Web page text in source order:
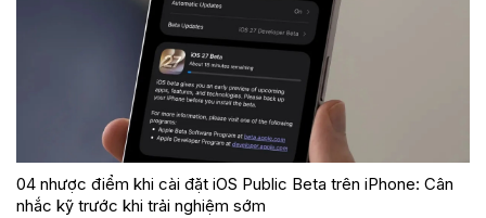
04 nhược điểm khi cài đặt iOS Public Beta trên iPhone: Cân
nhắc kỹ trước khi trải nghiệm sớm